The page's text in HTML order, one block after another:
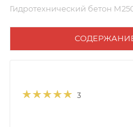
Гидротехнический бетон
3